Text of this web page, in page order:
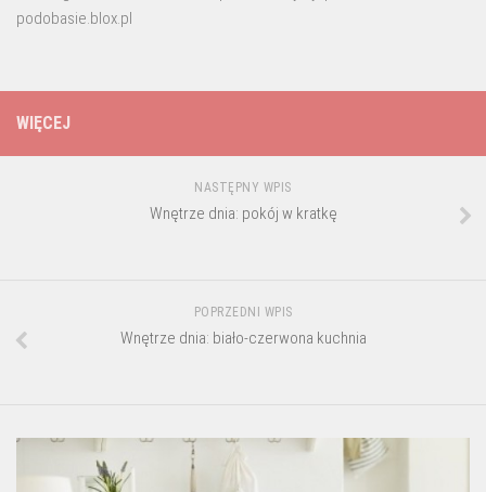
podobasie.blox.pl
WIĘCEJ
NASTĘPNY WPIS
Wnętrze dnia: pokój w kratkę
POPRZEDNI WPIS
Wnętrze dnia: biało-czerwona kuchnia